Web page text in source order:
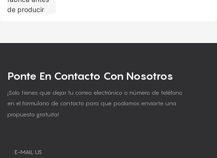
Ponte En Contacto Con Nosotros
¡Solo tienes que dejar tu correo electrónico o número de teléfono
en el formulario de contacto para que podamos enviarte una
propuesta gratuita!
E-MAIL US